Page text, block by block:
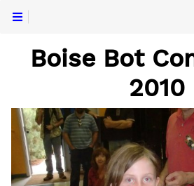
Boise Bot
2010